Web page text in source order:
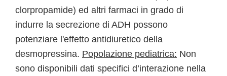
clorpropamide) ed altri farmaci in grado di
indurre la secrezione di ADH possono
potenziare l'effetto antidiuretico della
desmopressina. Popolazione pediatrica: Non
sono disponibili dati specifici d’interazione nella